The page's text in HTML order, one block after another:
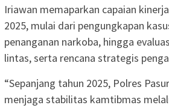
Iriawan memaparkan capaian
2025, mulai dari pengungkapan
penanganan narkoba, hingga
lintas, serta rencana strategis
“Sepanjang tahun 2025, Polres
menjaga stabilitas kamtibmas